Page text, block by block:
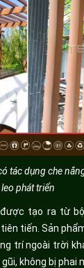
tác dụng che
leo phát triển
tạo ra từ
tiến. Sản
trí ngoài trời
không bị phai